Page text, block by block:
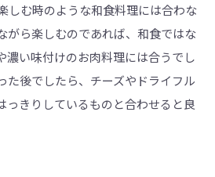
しむ時のような和食料理には合わな
がら楽しむのであれば、和食ではな
濃い味付けのお肉料理には合うでし
た後でしたら、チーズやドライフル
っきりしているものと合わせると良